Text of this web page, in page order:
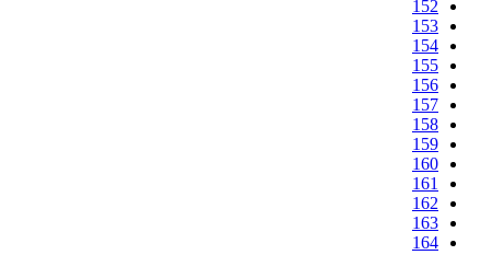
152
153
154
155
156
157
158
159
160
161
162
163
164